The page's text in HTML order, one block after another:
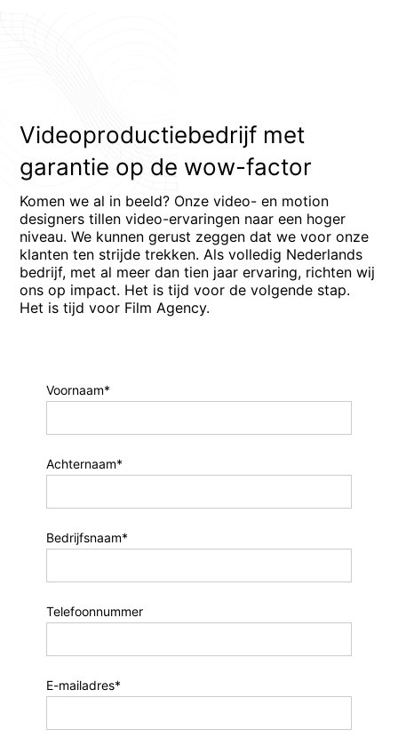
Videoproductiebedrijf met
garantie op de wow-factor
Komen we al in beeld? Onze video- en motion
designers tillen video-ervaringen naar een hoger
niveau. We kunnen gerust zeggen dat we voor onze
klanten ten strijde trekken. Als volledig Nederlands
bedrijf, met al meer dan tien jaar ervaring, richten wij
ons op impact. Het is tijd voor de volgende stap.
Het is tijd voor Film Agency.
Voornaam*
Achternaam*
Bedrijfsnaam*
Telefoonnummer
E-mailadres*